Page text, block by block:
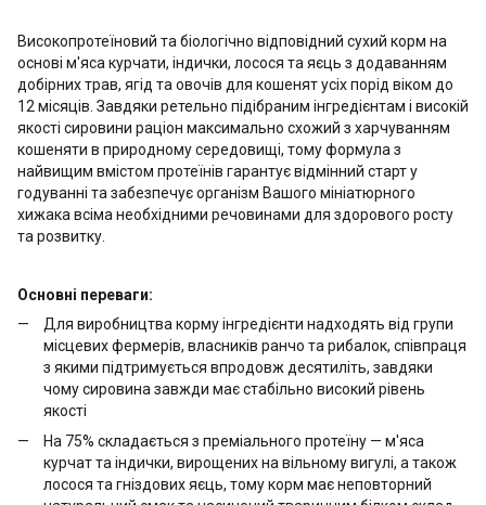
Високопротеїновий та біологічно відповідний сухий корм на
основі м'яса курчати, індички, лосося та яєць з додаванням
добірних трав, ягід та овочів для кошенят усіх порід віком до
12 місяців. Завдяки ретельно підібраним інгредієнтам і високій
якості сировини раціон максимально схожий з харчуванням
кошеняти в природному середовищі, тому формула з
найвищим вмістом протеїнів гарантує відмінний старт у
годуванні та забезпечує організм Вашого мініатюрного
хижака всіма необхідними речовинами для здорового росту
та розвитку.
Основні переваги:
Для виробництва корму інгредієнти надходять від групи
місцевих фермерів, власників ранчо та рибалок, співпраця
з якими підтримується впродовж десятиліть, завдяки
чому сировина завжди має стабільно високий рівень
якості
На 75% складається з преміального протеїну — м'яса
курчат та індички, вирощених на вільному вигулі, а також
лосося та гніздових яєць, тому корм має неповторний